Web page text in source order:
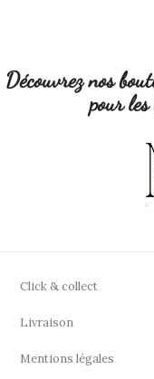
Découvrez nos
pour les
Click & collect
Livraison
Mentions légales